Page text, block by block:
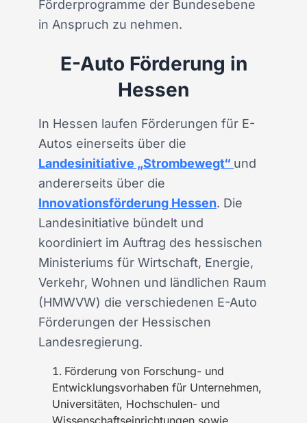
Förderprogramme der Bundesebene
in Anspruch zu nehmen.
E-Auto Förderung in
Hessen
In Hessen laufen Förderungen für E-
Autos einerseits über die
Landesinitiative „Strombewegt“ und
andererseits über die
Innovationsförderung Hessen. Die
Landesinitiative bündelt und
koordiniert im Auftrag des hessischen
Ministeriums für Wirtschaft, Energie,
Verkehr, Wohnen und ländlichen Raum
(HMWVW) die verschiedenen E-Auto
Förderungen der Hessischen
Landesregierung.
Förderung von Forschung- und
Entwicklungsvorhaben für Unternehmen,
Universitäten, Hochschulen- und